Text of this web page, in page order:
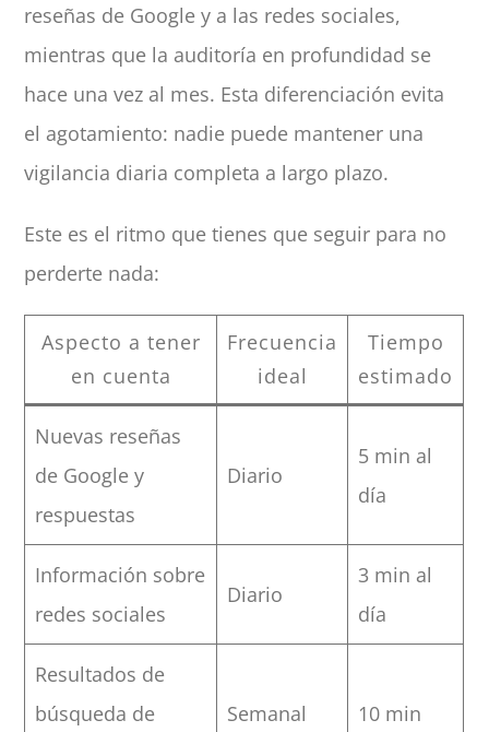
reseñas de Google y a las redes sociales,
mientras que la auditoría en profundidad se
hace una vez al mes. Esta diferenciación evita
el agotamiento: nadie puede mantener una
vigilancia diaria completa a largo plazo.
Este es el ritmo que tienes que seguir para no
perderte nada:
Aspecto a tener
en cuenta
Frecuencia
ideal
Tiempo
estimado
Nuevas reseñas
de Google y
respuestas
Diario
5 min al
día
Información sobre
redes sociales
Diario
3 min al
día
Resultados de
búsqueda de
Semanal 10 min